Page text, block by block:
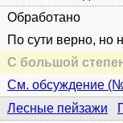
Обработано
По сути верно, но
С большой
См. обсуждение
Лесные пейзажи